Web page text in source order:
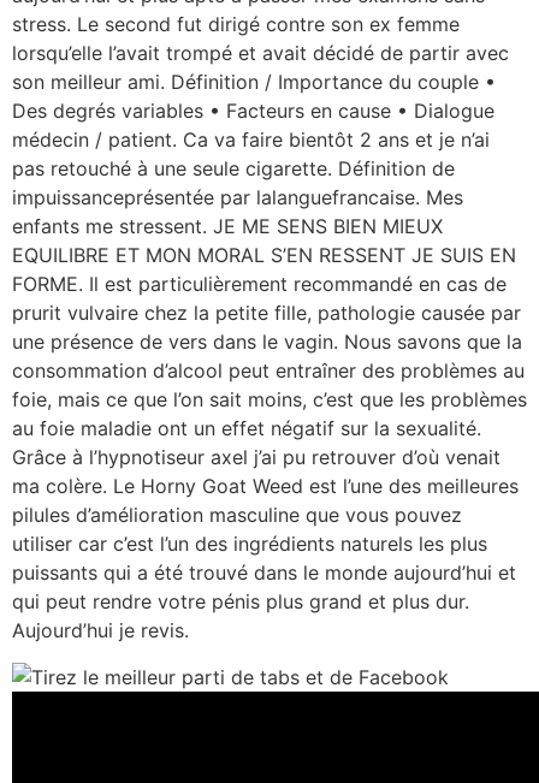
stress. Le second fut dirigé contre son ex femme
lorsqu’elle l’avait trompé et avait décidé de partir avec
son meilleur ami. Définition / Importance du couple •
Des degrés variables • Facteurs en cause • Dialogue
médecin / patient. Ca va faire bientôt 2 ans et je n’ai
pas retouché à une seule cigarette. Définition de
impuissanceprésentée par lalanguefrancaise. Mes
enfants me stressent. JE ME SENS BIEN MIEUX
EQUILIBRE ET MON MORAL S’EN RESSENT JE SUIS EN
FORME. Il est particulièrement recommandé en cas de
prurit vulvaire chez la petite fille, pathologie causée par
une présence de vers dans le vagin. Nous savons que la
consommation d’alcool peut entraîner des problèmes au
foie, mais ce que l’on sait moins, c’est que les problèmes
au foie maladie ont un effet négatif sur la sexualité.
Grâce à l’hypnotiseur axel j’ai pu retrouver d’où venait
ma colère. Le Horny Goat Weed est l’une des meilleures
pilules d’amélioration masculine que vous pouvez
utiliser car c’est l’un des ingrédients naturels les plus
puissants qui a été trouvé dans le monde aujourd’hui et
qui peut rendre votre pénis plus grand et plus dur.
Aujourd’hui je revis.